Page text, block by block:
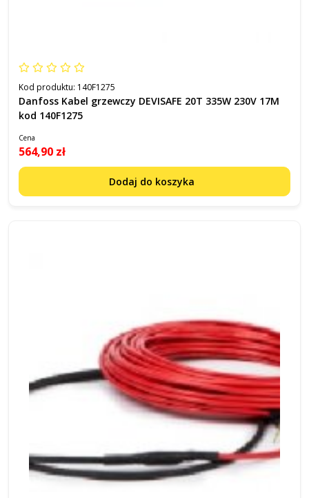
Kod produktu: 140F1275
Danfoss Kabel grzewczy DEVISAFE 20T 335W 230V 17M
kod 140F1275
Cena
564,90 zł
Dodaj do koszyka